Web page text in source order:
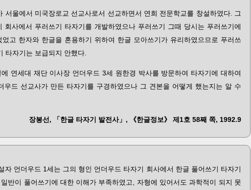
서울에서 미국장로교 선교사로서 선교하면서 연희 전문학교를 창설하였다. 그
회사에서 푸러쓰기 타자기를 개발하였으나 푸러쓰기 그때 당시는 푸러쓰기에
고 한자와 한글을 혼용하기 위하여 한글 모아쓰기가 유리하였으므로 푸러쓰
타자기는 보급되지 안했다.
연세대 재단 이사장 언더우드 3세 원한경 박사를 방문하여 타자기에 대하여
우드 선교사가 만든 타자기를 구경하였으나 그 견본을 어떻게 했는지는 알 수
장봉선, 「한글 타자기 발전사」, 《한글정보》 제1호 58째 쪽, 1992.9
자 언더우드 1세는 그의 형인 언더우드 타자기 회사에서 한글 풀어쓰기 타자기
반이 풀어쓰기에 대한 이해가 부족하였고, 자형에 있어서도 과학적이 되지 못